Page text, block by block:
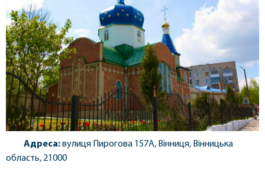
Адреса:вулиця Пирогова 157А, Вінниця, Вінницька
область, 21000